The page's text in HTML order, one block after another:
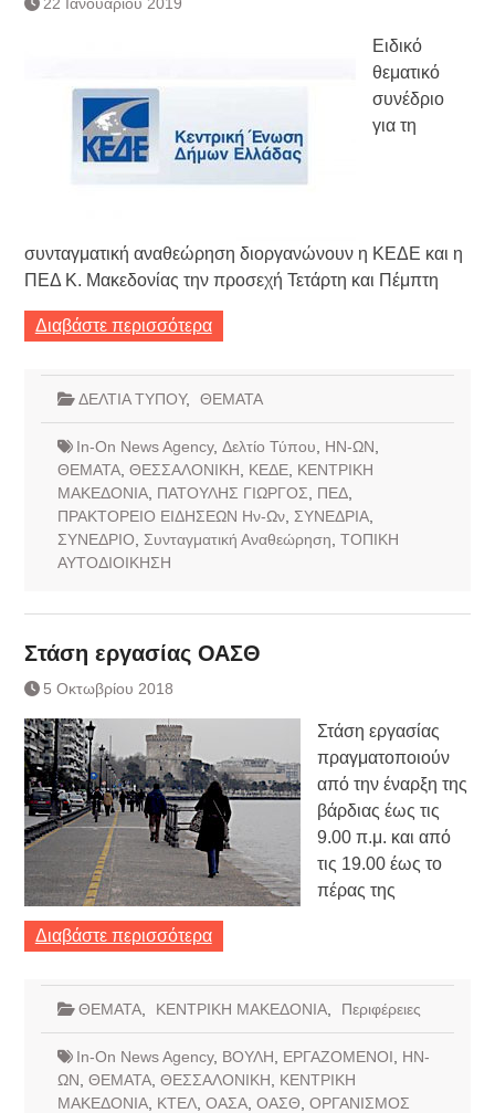
Κατάργηση βιβλιαρίων Υγείας
Ημερήσιο Δελτίο Τιμών
Συναλλάγματος &
Τραπεζογραμματίων 7-3-2019
Ημερήσιο Δελτίο Τιμών
Συναλλάγματος &
Ειδικό
θεματικό
συνέδριο
για τη
συνταγματική αναθεώρηση διοργανώνουν η ΚΕΔΕ και η
ΠΕΔ Κ. Μακεδονίας την προσεχή Τετάρτη και Πέμπτη
Διαβάστε περισσότερα
ΔΕΛΤΙΑ ΤΥΠΟΥ, ΘΕΜΑΤΑ
In-On News Agency, Δελτίο Τύπου ΗΝ-ΩΝ
ΘΕΜΑΤΑ, ΘΕΣΣΑΛΟΝΙΚΗ ΚΕΔΕ, ΚΕΝΤΡΙΚΗ
ΜΑΚΕΔΟΝΙΑ, ΠΑΤΟΥΛΗΣ ΓΙΩΡΓΟΣ ΠΕΔ,
ΠΡΑΚΤΟΡΕΙΟ ΕΙΔΗΣΕΩΝ Ην-Ων, ΣΥΝΕΔΡΙΑ,
ΣΥΝΕΔΡΙΟ
Συνταγματική Αναθεώρηση ΤΟΠΙΚΗ
ΑΥΤΟΔΙΟΙΚΗΣΗ
Στάση εργασίας ΟΑΣΘ
5 Οκτωβρίου 2018
Στάση εργασίας
πραγματοποιούν
από την έναρξη της
βάρδιας έως τις
9.00 π.μ. και από
τις 19.00 έως το
πέρας της
Διαβάστε περισσότερα
ΘΕΜΑΤΑ, ΚΕΝΤΡΙΚΗ ΜΑΚΕΔΟΝΙΑ, Περιφέρειες
In-On News Agency, ΒΟΥΛΗ ΕΡΓΑΖΟΜΕΝΟΙ
ΗΝ-
ΩΝ ΘΕΜΑΤΑ, ΘΕΣΣΑΛΟΝΙΚΗ
ΚΕΝΤΡΙΚΗ
ΜΑΚΕΔΟΝΙΑ, ΚΤΕΛ, ΟΑΣΑ, ΟΑΣΘ ΟΡΓΑΝΙΣΜΟΣ